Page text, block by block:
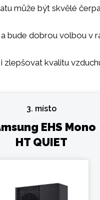
může být skvělé
a bude dobrou volbou v
kvalitu
3. místo
EHS Mono
HT QUIET